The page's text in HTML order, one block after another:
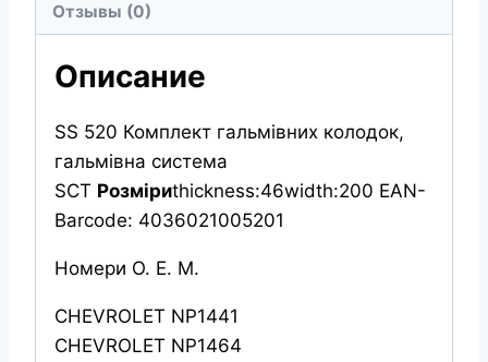
Отзывы (0)
Описание
SS 520 Комплект гальмівних колодок,
гальмівна система
SCT Розміриthickness:46width:200 EAN-
Barcode: 4036021005201
Номери О. Е. М.
CHEVROLET NP1441
CHEVROLET NP1464